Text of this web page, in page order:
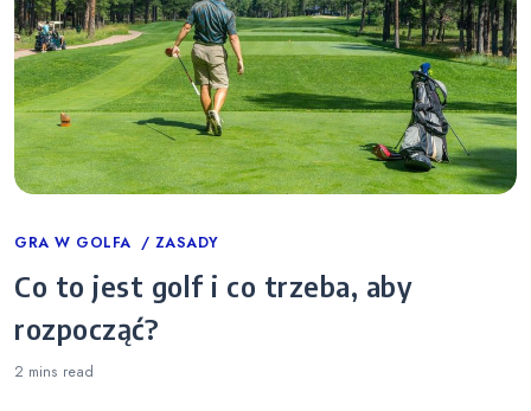
Categories
GRA W GOLFA ZASADY
Co to jest golf i co trzeba, aby
rozpocząć?
2 mins read